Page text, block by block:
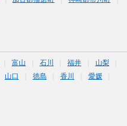
富山 石川 福井
山梨
山口 徳島 香川
愛媛